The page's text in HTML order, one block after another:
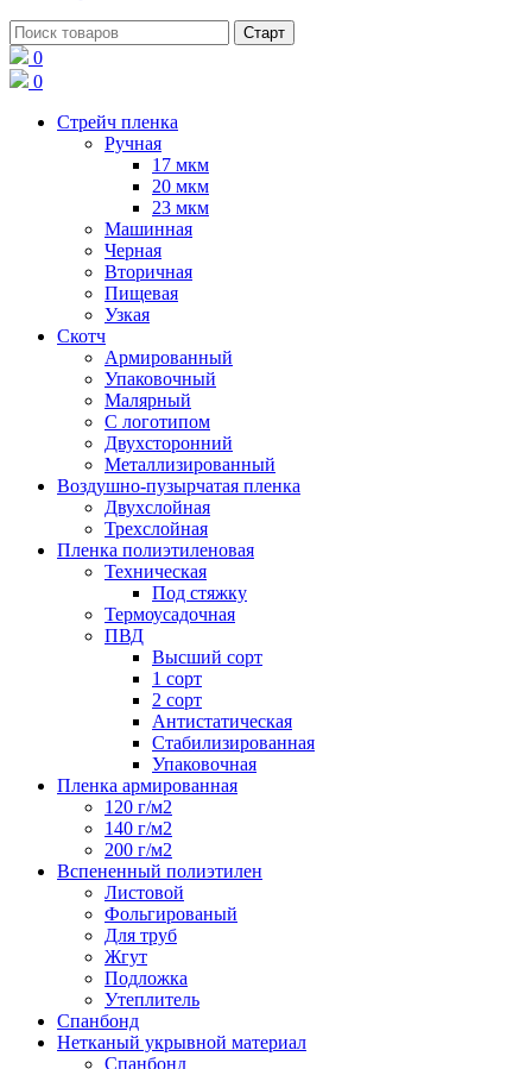
0
0
Стрейч пленка
Ручная
17 мкм
20 мкм
23 мкм
Машинная
Черная
Вторичная
Пищевая
Узкая
Скотч
Армированный
Упаковочный
Малярный
С логотипом
Двухсторонний
Металлизированный
Воздушно-пузырчатая пленка
Двухслойная
Трехслойная
Пленка полиэтиленовая
Техническая
Под стяжку
Термоусадочная
ПВД
Высший сорт
1 сорт
2 сорт
Антистатическая
Стабилизированная
Упаковочная
Пленка армированная
120 г/м2
140 г/м2
200 г/м2
Вспененный полиэтилен
Листовой
Фольгированый
Для труб
Жгут
Подложка
Утеплитель
Спанбонд
Нетканый укрывной материал
Спанбонд